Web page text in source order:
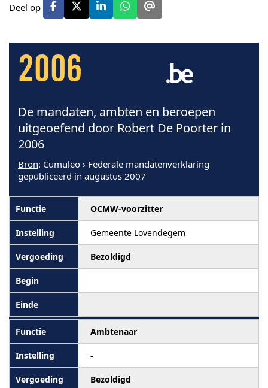
Deel op
2006
De mandaten, ambten en beroepen
uitgeoefend door Robert De Poorter in
2006
Bron: Cumuleo › Federale mandatenverklaring
gepubliceerd in augustus 2007
OCMW-voorzitter
Gemeente Lovendegem
Bezoldigd
Ambtenaar
-
Bezoldigd